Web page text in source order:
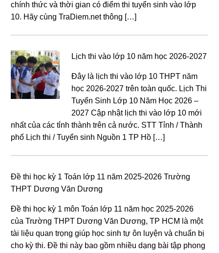
chính thức và thời gian có điểm thi tuyển sinh vào lớp
10. Hãy cùng TraDiem.net thông […]
Lịch thi vào lớp 10 năm học 2026-2027
Đây là lịch thi vào lớp 10 THPT năm
học 2026-2027 trên toàn quốc. Lịch Thi
Tuyển Sinh Lớp 10 Năm Học 2026 –
2027 Cập nhật lịch thi vào lớp 10 mới
nhất của các tỉnh thành trên cả nước. STT Tỉnh / Thành
phố Lịch thi / Tuyển sinh Nguồn 1 TP Hồ […]
Đề thi học kỳ 1 Toán lớp 11 năm 2025-2026 Trường
THPT Dương Văn Dương
Đề thi học kỳ 1 môn Toán lớp 11 năm học 2025-2026
của Trường THPT Dương Văn Dương, TP HCM là một
tài liệu quan trọng giúp học sinh tự ôn luyện và chuẩn bị
cho kỳ thi. Đề thi này bao gồm nhiều dạng bài tập phong